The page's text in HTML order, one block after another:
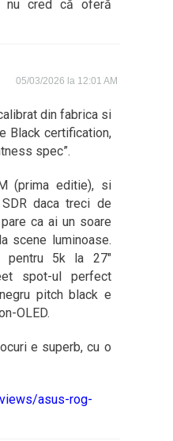
nu cred că oferă
05/03/2026 la 12:01 AM
din fabrica si
Black certification,
spec”.
(prima editie), si
daca treci de
ca ai un soare
scene luminoase.
5k la 27″
spot-ul perfect
pitch black e
OLED.
e superb, cu o
asus-rog-